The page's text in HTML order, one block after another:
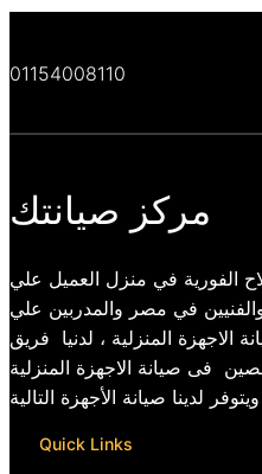
01154008110
مركز صيانتك
الفورية في منزل العميل علي
في مصر والمدربين علي
المنزلية ، لدنيا فريق
فى صيانة الاجهزة المنزلية
ويتوفر لدينا صيانة الأجهزة التالية
Quick Links